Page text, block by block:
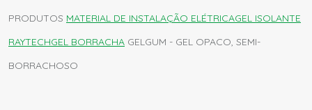
PRODUTOS MATERIAL DE INSTALAÇÃO ELÉTRICAGEL ISOLANTE
RAYTECHGEL BORRACHA GELGUM - GEL OPACO, SEMI-
BORRACHOSO